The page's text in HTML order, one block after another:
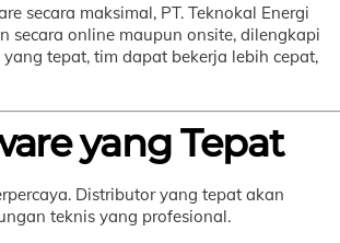
secara maksimal, PT. Teknokal Energi
secara online maupun onsite, dilengkapi
tepat, tim dapat bekerja lebih cepat,
yang Tepat
Distributor yang tepat akan
teknis yang profesional.